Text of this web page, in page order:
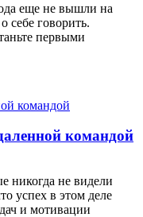
еще не вышли на
себе говорить.
первыми
командой
никогда не видели
успех в этом деле
и мотивации